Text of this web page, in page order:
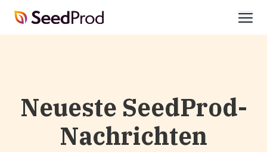
SeedProd
Neueste SeedProd-
Nachrichten